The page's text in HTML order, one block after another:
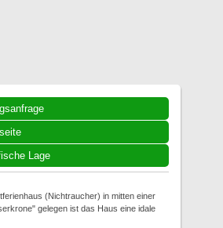
Lage
(Nichtraucher) in mitten einer
gelegen ist das Haus eine idale